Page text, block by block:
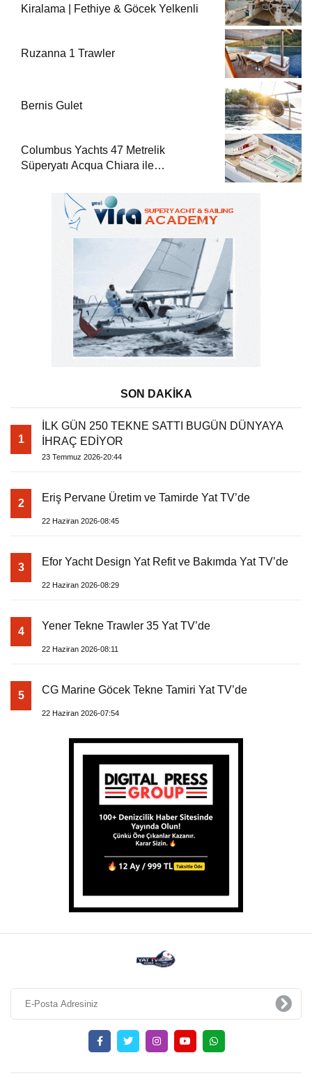
Kiralama | Fethiye & Göcek Yelkenli
Ruzanna 1 Trawler
Bernis Gulet
Columbus Yachts 47 Metrelik
Süperyatı Acqua Chiara ile
SON DAKİKA
1
İLK GÜN 250 TEKNE SATTI BUGÜN DÜNYAYA
İHRAÇ EDİYOR
23 Temmuz 2026-20:44
2 Eriş Pervane Üretim ve Tamirde Yat TV’de
22 Haziran 2026-08:45
3 Efor Yacht Design Yat Refit ve Bakımda Yat TV’de
22 Haziran 2026-08:29
4 Yener Tekne Trawler 35 Yat TV’de
22 Haziran 2026-08:11
5 CG Marine Göcek Tekne Tamiri Yat TV’de
22 Haziran 2026-07:54